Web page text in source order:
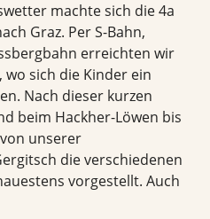
machte sich die 4a
Graz. Per S-Bahn,
erreichten wir
wo sich die Kinder ein
Nach dieser kurzen
beim Hackher-Löwen bis
unserer
die verschiedenen
vorgestellt. Auch